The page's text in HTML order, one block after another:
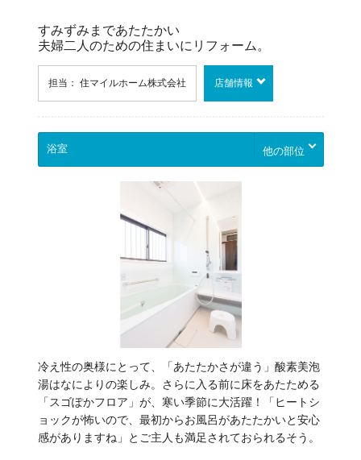
すみずみまであたたかい
夫婦二人のための住まいにリフォーム。
担当： 住マイルホーム株式会社 店舗情報
他の部位
冷え性の奥様にとって、「あたたかさが違う」酸素美泡
湯はなによりの楽しみ。さらに入る前に床をあたためる
「スゴぽかフロア」が、寒い季節に大活躍！「ヒートシ
ョックが怖いので、最初からお風呂があたたかいと安心
感がありますね」とご主人も満足されておられるそう。